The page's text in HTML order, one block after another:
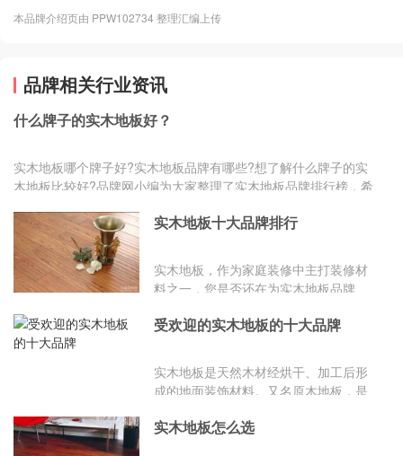
本品牌介绍页由 PPW102734 整理汇编上传
品牌相关行业资讯
什么牌子的实木地板好？
实木地板哪个牌子好?实木地板品牌有哪些?想了解什么牌子的实
木地板比较好?品牌网小编为大家整理了实木地板品牌排行榜，希
实木地板十大品牌排行
实木地板，作为家庭装修中主打装修材
料之一，您是否还在为实木地板品牌
么价位的实木地板呢?小编为...
受欢迎的实木地板的十大品牌
实木地板是天然木材经烘干、加工后形
成的地面装饰材料。又名原木地板，是
有木材自然生长的纹理，是热的不良导
实木地板怎么选